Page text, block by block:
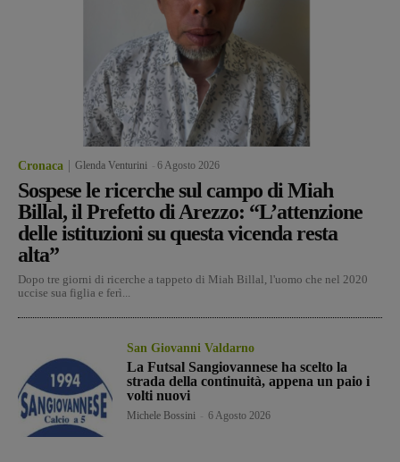
Cronaca Glenda Venturini 6 Agosto 2026
Sospese le ricerche sul campo di Miah
Billal, il Prefetto di Arezzo: “L’attenzione
delle istituzioni su questa vicenda resta
alta”
Dopo tre giorni di ricerche a tappeto di Miah Billal, l'uomo che nel 2020
uccise sua figlia e ferì...
San Giovanni Valdarno
La Futsal Sangiovannese ha scelto la
strada della continuità, appena un paio i
volti nuovi
Michele Bossini 6 Agosto 2026